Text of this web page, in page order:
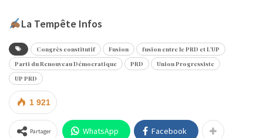
La Tempête Infos
Congrès constitutif Fusion
fusion entre le PRD et L'UP
Parti du Renouveau Démocratique
PRD
Union Progressiste
UP PRD
1 921
Partager WhatsApp Facebook